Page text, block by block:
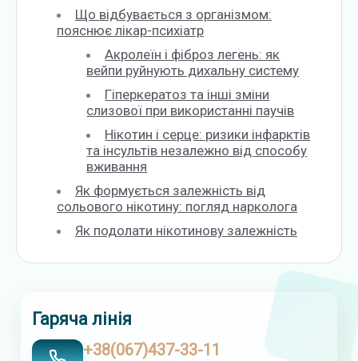
Що відбувається з організмом:
пояснює лікар-психіатр
Акролеїн і фіброз легень: як
вейпи руйнують дихальну систему
Гіперкератоз та інші зміни
слизової при використанні паучів
Нікотин і серце: ризики інфарктів
та інсультів незалежно від способу
вживання
Як формується залежність від
сольового нікотину: погляд нарколога
Як подолати нікотинову залежність
Гаряча лінія
+38(067)437-33-11